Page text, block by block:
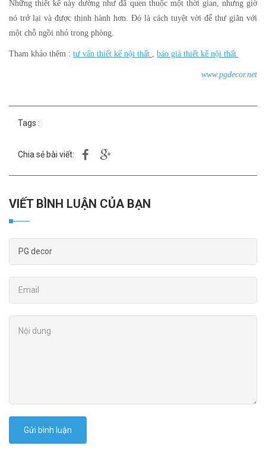
Những thiết kế này dường như đã quen thuộc một thời gian, nhưng giờ
nó trở lại và được thịnh hành hơn. Đó là cách tuyệt vời để thư giãn với
một chỗ ngồi nhỏ trong phòng.
Tham khảo thêm : tư vấn thiết kế nội thất , báo giá thiết kế nội thất
www.pgdecor.net
Tags :
Chia sẻ bài viết:
VIẾT BÌNH LUẬN CỦA BẠN
Gửi bình luận